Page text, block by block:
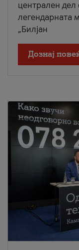
централен дел
легендарната
„Билјан
Дознај